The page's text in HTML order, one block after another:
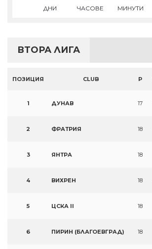
ДНИ ЧАСОВЕ МИНУТИ
ВТОРА ЛИГА
ПОЗИЦИЯ CLUB P
1 ДУНАВ 17
2 ФРАТРИЯ 18
3 ЯНТРА 18
4 ВИХРЕН 18
5 ЦСКА II 18
6 ПИРИН (БЛАГОЕВГРАД) 18